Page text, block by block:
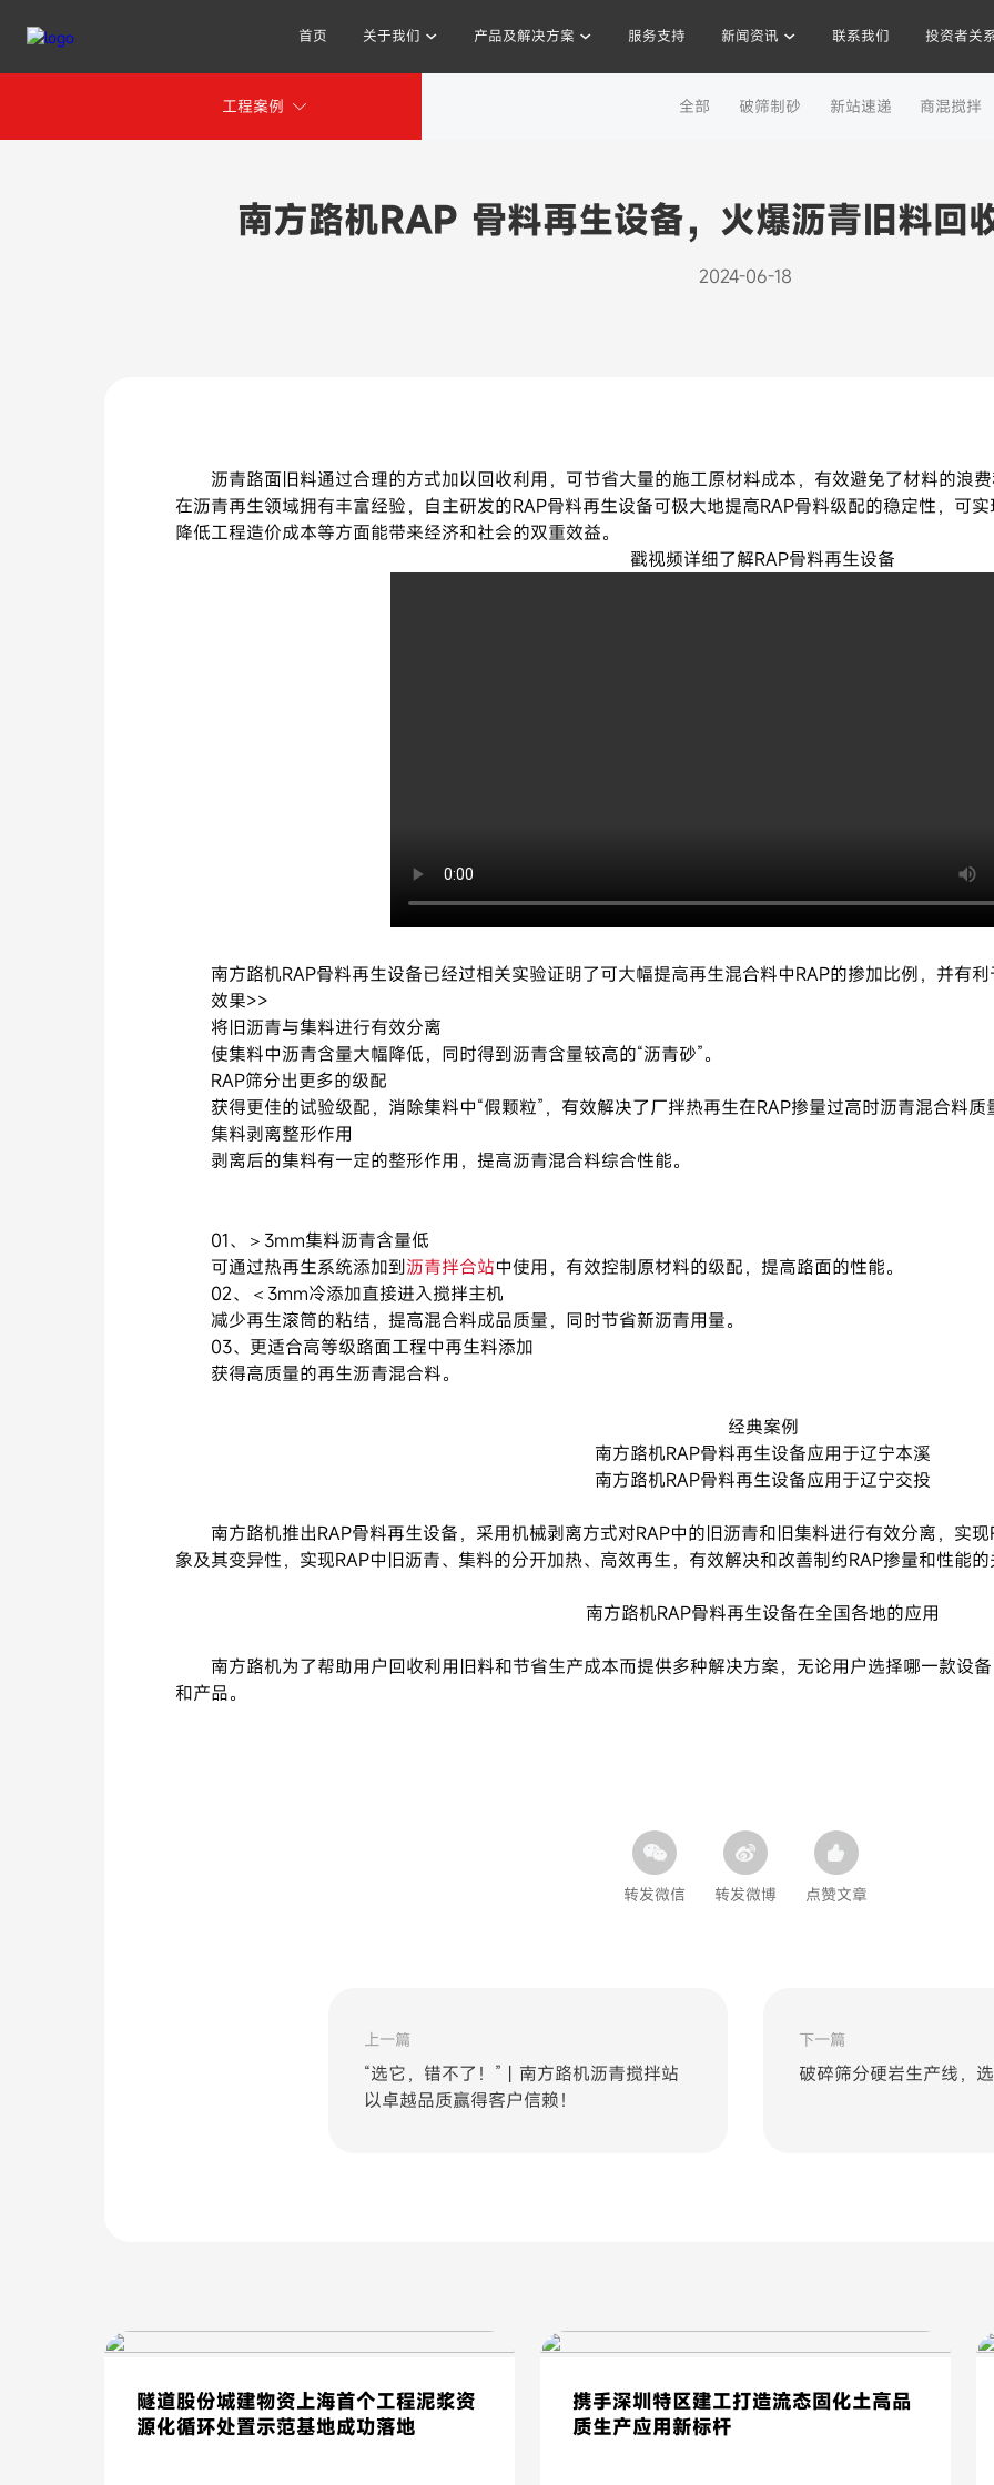
首页 关于我们 产品及解决方案 服务支持 新闻资讯 联系我们 投资者关
其他人也在搜索:
工程案例
工程案例 全部 破筛制砂 新站速递 商混搅拌
南方路机RAP 骨料再生设备，火爆沥青旧料回
2024-06-18
沥青路面旧料通过合理的方式加以回收利用，可节省大量的施工原材料成本，有效避免了材料的浪
在沥青再生领域拥有丰富经验，自主研发的RAP骨料再生设备可极大地提高RAP骨料级配的稳定性，可
降低工程造价成本等方面能带来经济和社会的双重效益。
戳视频详细了解RAP骨料再生设备
南方路机RAP骨料再生设备已经过相关实验证明了可大幅提高再生混合料中RAP的掺加比例，并有利
效果>>
将旧沥青与集料进行有效分离
使集料中沥青含量大幅降低，同时得到沥青含量较高的“沥青砂”。
RAP筛分出更多的级配
获得更佳的试验级配，消除集料中“假颗粒”，有效解决了厂拌热再生在RAP掺量过高时沥青混合料质
集料剥离整形作用
剥离后的集料有一定的整形作用，提高沥青混合料综合性能。
01、＞3mm集料沥青含量低
可通过热再生系统添加到沥青拌合站中使用，有效控制原材料的级配，提高路面的性能。
02、＜3mm冷添加直接进入搅拌主机
减少再生滚筒的粘结，提高混合料成品质量，同时节省新沥青用量。
03、更适合高等级路面工程中再生料添加
获得高质量的再生沥青混合料。
经典案例
南方路机RAP骨料再生设备应用于辽宁本溪
南方路机RAP骨料再生设备应用于辽宁交投
南方路机推出RAP骨料再生设备，采用机械剥离方式对RAP中的旧沥青和旧集料进行有效分离，实
象及其变异性，实现RAP中旧沥青、集料的分开加热、高效再生，有效解决和改善制约RAP掺量和性能的
南方路机RAP骨料再生设备在全国各地的应用
南方路机为了帮助用户回收利用旧料和节省生产成本而提供多种解决方案，无论用户选择哪一款设
和产品。
转发微信 转发微博 点赞文章
上一篇
“选它，错不了！”丨南方路机沥青搅拌站
以卓越品质赢得客户信赖！
下一篇
破碎筛分硬岩生产线，
隧道股份城建物资上海首个工程泥浆资
源化循环处置示范基地成功落地
携手深圳特区建工打造流态固化土高品
质生产应用新标杆